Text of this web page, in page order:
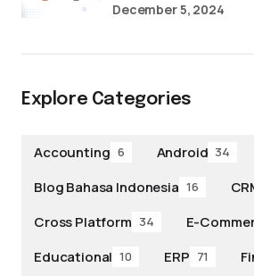
December 5, 2024
Explore Categories
Accounting 6 Android 34
Blog Bahasa Indonesia 16
Cross Platform 34 E-
Educational 10 ERP 71